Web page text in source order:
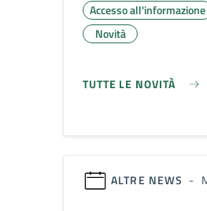
Accesso all'informazione
Novità
TUTTE LE NOVITÀ
ALTRE NEWS -